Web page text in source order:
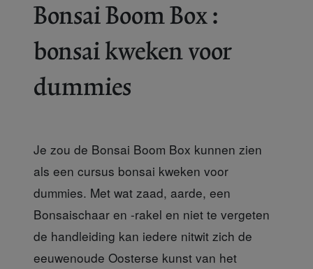
Bonsai Boom Box :
bonsai kweken voor
dummies
Je zou de Bonsai Boom Box kunnen zien
als een cursus bonsai kweken voor
dummies. Met wat zaad, aarde, een
Bonsaischaar en -rakel en niet te vergeten
de handleiding kan iedere nitwit zich de
eeuwenoude Oosterse kunst van het